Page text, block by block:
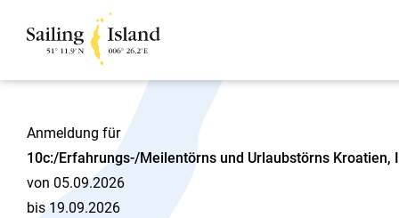
Anmeldung für
10c:/Erfahrungs-/Meilentörns und Urlaubstörns
von 05.09.2026
bis 19.09.2026